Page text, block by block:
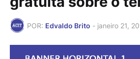
POR: Edvaldo Brito - janeiro 21,